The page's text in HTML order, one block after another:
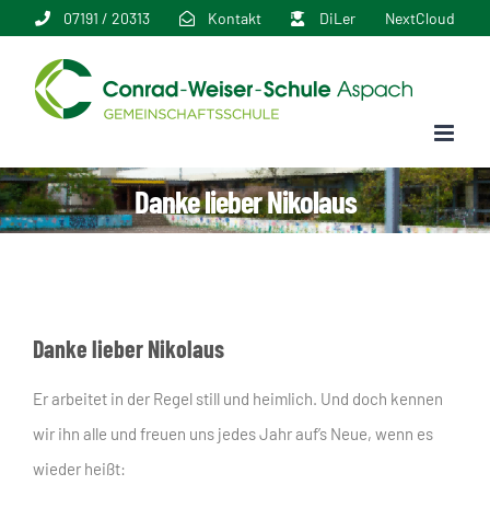
springen
07191 / 20313 Kontakt DiLer NextCloud
Danke lieber Nikolaus
Danke lieber Nikolaus
Er arbeitet in der Regel still und heimlich. Und doch kennen
wir ihn alle und freuen uns jedes Jahr auf’s Neue, wenn es
wieder heißt: